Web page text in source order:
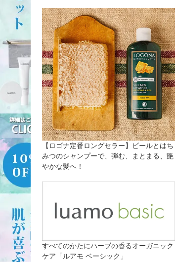
【ロゴナ定番ロングセラー】ビールとはち
みつのシャンプーで、弾む、まとまる、艶
やかな髪へ！
すべてのかたにハーブの香るオーガニック
ケア「ルアモ ベーシック」